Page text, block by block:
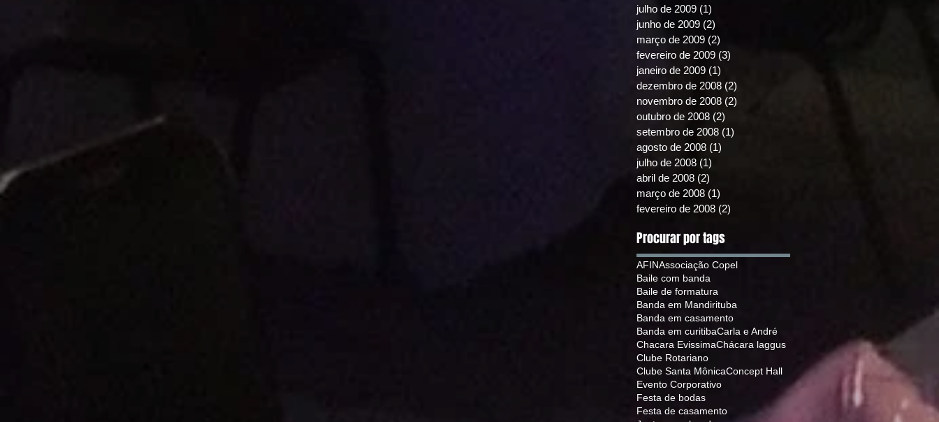
julho de 2009 (1)
junho de 2009 (2)
março de 2009 (2)
fevereiro de 2009 (3)
janeiro de 2009 (1)
dezembro de 2008 (2)
novembro de 2008 (2)
outubro de 2008 (2)
setembro de 2008 (1)
agosto de 2008 (1)
julho de 2008 (1)
abril de 2008 (2)
março de 2008 (1)
fevereiro de 2008 (2)
Procurar por tags
AFINAssociação Copel
Baile com banda
Baile de formatura
Banda em Mandirituba
Banda em casamento
Banda em curitibaCarla e André
Chacara EvissimaChácara laggus
Clube Rotariano
Clube Santa MônicaConcept Hall
Evento Corporativo
Festa de bodas
Festa de casamento